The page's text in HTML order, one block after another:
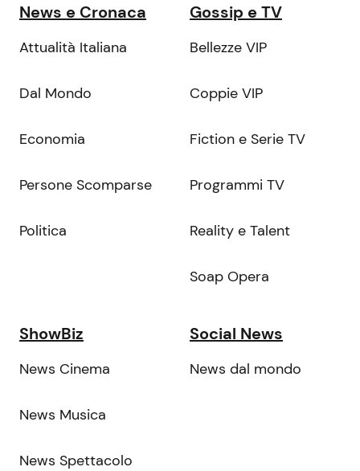
News e Cronaca
Attualità Italiana
Dal Mondo
Economia
Persone Scomparse
Politica
Gossip e TV
Bellezze VIP
Coppie VIP
Fiction e Serie TV
Programmi TV
Reality e Talent
Soap Opera
ShowBiz
News Cinema
News Musica
News Spettacolo
Social News
News dal mondo